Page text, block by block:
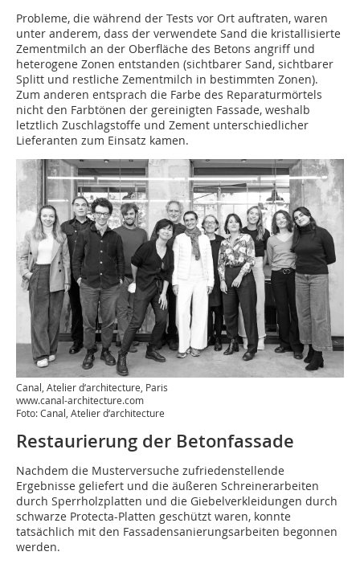
Probleme, die während der Tests vor Ort auftraten, waren
unter anderem, dass der verwendete Sand die kristallisierte
Zementmilch an der Oberfläche des Betons angriff und
heterogene Zonen entstanden (sichtbarer Sand, sichtbarer
Splitt und restliche Zementmilch in bestimmten Zonen).
Zum anderen entsprach die Farbe des Reparaturmörtels
nicht den Farbtönen der gereinigten Fassade, weshalb
letztlich Zuschlagstoffe und Zement unterschiedlicher
Lieferanten zum Einsatz kamen.
Canal, Atelier d‘architecture, Paris
www.canal-architecture.com
Foto: Canal, Atelier d‘architecture
Restaurierung der Betonfassade
Nachdem die Musterversuche zufriedenstellende
Ergebnisse geliefert und die äußeren Schreinerarbeiten
durch Sperrholzplatten und die Giebelverkleidungen durch
schwarze Protecta-Platten geschützt waren, konnte
tatsächlich mit den Fassadensanierungsarbeiten begonnen
werden.